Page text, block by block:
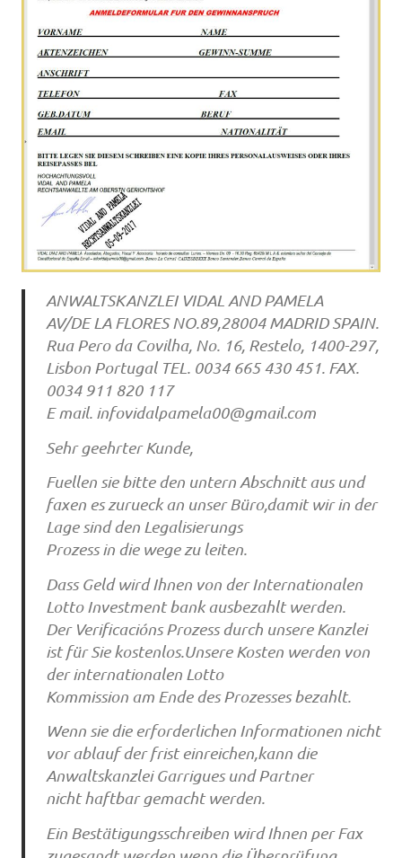
ANWALTSKANZLEI VIDAL AND PAMELA
AV/DE LA FLORES NO.89,28004 MADRID SPAIN.
Rua Pero da Covilha, No. 16, Restelo, 1400-297,
Lisbon Portugal TEL. 0034 665 430 451. FAX.
0034 911 820 117
E mail. infovidalpamela00@gmail.com
Sehr geehrter Kunde,
Fuellen sie bitte den untern Abschnitt aus und
faxen es zurueck an unser Büro,damit wir in der
Lage sind den Legalisierungs
Prozess in die wege zu leiten.
Dass Geld wird Ihnen von der Internationalen
Lotto Investment bank ausbezahlt werden.
Der Verificacións Prozess durch unsere Kanzlei
ist für Sie kostenlos.Unsere Kosten werden von
der internationalen Lotto
Kommission am Ende des Prozesses bezahlt.
Wenn sie die erforderlichen Informationen nicht
vor ablauf der frist einreichen,kann die
Anwaltskanzlei Garrigues und Partner
nicht haftbar gemacht werden.
Ein Bestätigungsschreiben wird Ihnen per Fax